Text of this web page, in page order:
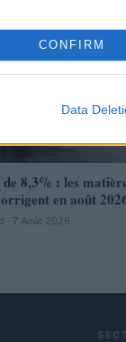
CONFIRM
Data
8,3% : les
en août
· 7 Août 2026